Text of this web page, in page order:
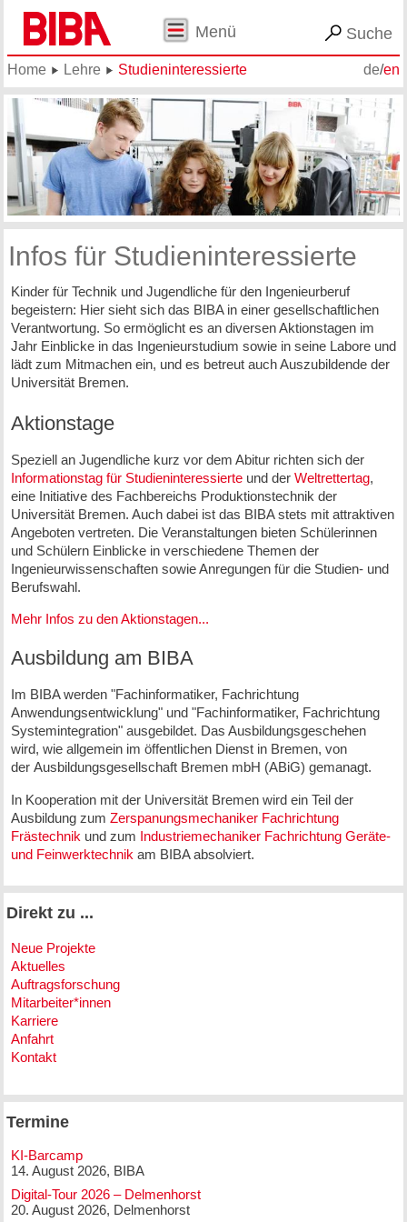
Menü Suche
de/en
Home Lehre Studieninteressierte
Infos für Studieninteressierte
Kinder für Technik und Jugendliche für den Ingenieurberuf
begeistern: Hier sieht sich das BIBA in einer gesellschaftlichen
Verantwortung. So ermöglicht es an diversen Aktionstagen im
Jahr Einblicke in das Ingenieurstudium sowie in seine Labore und
lädt zum Mitmachen ein, und es betreut auch Auszubildende der
Universität Bremen.
Aktionstage
Speziell an Jugendliche kurz vor dem Abitur richten sich der
Informationstag für Studieninteressierteund der Weltrettertag,
eine Initiative des Fachbereichs Produktionstechnik der
Universität Bremen. Auch dabei ist das BIBA stets mit attraktiven
Angeboten vertreten. Die Veranstaltungen bieten Schülerinnen
und Schülern Einblicke in verschiedene Themen der
Ingenieurwissenschaften sowie Anregungen für die Studien- und
Berufswahl.
Mehr Infos zu den Aktionstagen...
Ausbildung am BIBA
Im BIBA werden "Fachinformatiker, Fachrichtung
Anwendungsentwicklung" und "Fachinformatiker, Fachrichtung
Systemintegration" ausgebildet. Das Ausbildungsgeschehen
wird, wie allgemein im öffentlichen Dienst in Bremen, von
der Ausbildungsgesellschaft Bremen mbH (ABiG) gemanagt.
In Kooperation mit der Universität Bremen wird ein Teil der
Ausbildung zum Zerspanungsmechaniker Fachrichtung
Frästechnik und zum Industriemechaniker Fachrichtung Geräte-
und Feinwerktechnik am BIBA absolviert.
Direkt zu ...
Neue Projekte
Aktuelles
Auftragsforschung
Mitarbeiter*innen
Karriere
Anfahrt
Kontakt
Termine
KI-Barcamp
14. August 2026, BIBA
Digital-Tour 2026 – Delmenhorst
20. August 2026, Delmenhorst